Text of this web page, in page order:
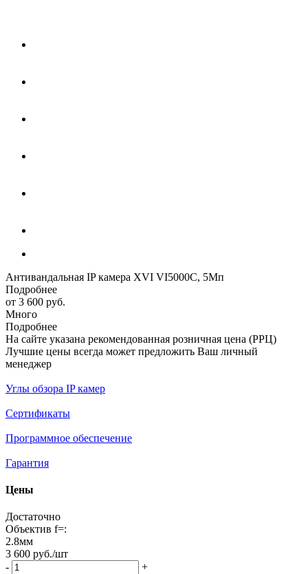
Антивандальная IP камера XVI VI5000C, 5Мп
Подробнее
от 3 600 руб.
Много
Подробнее
На сайте указана рекомендованная розничная цена (РРЦ)
Лучшие цены всегда может предложить Ваш личный
менеджер
Углы обзора IP камер
Сертификаты
Программное обеспечение
Гарантия
Цены
Достаточно
Объектив f=:
2.8мм
3 600 руб./шт
-
+